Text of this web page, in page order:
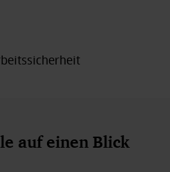
auf einen Blick